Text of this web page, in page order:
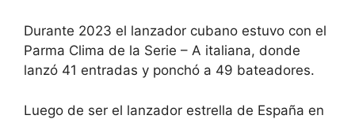
Durante 2023 el lanzador cubano estuvo con el
Parma Clima de la Serie – A italiana, donde
lanzó 41 entradas y ponchó a 49 bateadores.
Luego de ser el lanzador estrella de España en